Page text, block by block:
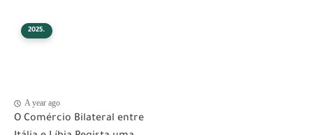
2025.
A year ago
O Comércio Bilateral entre